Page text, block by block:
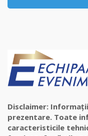
Disclaimer:
prezentare. Toate
caracteristicile